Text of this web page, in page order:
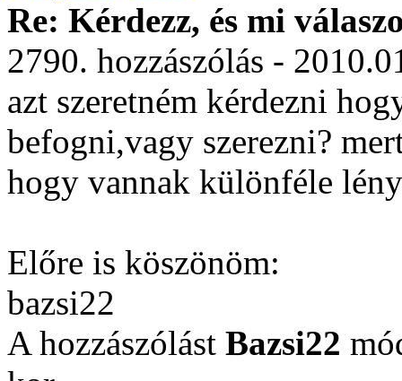
Re: Kérdezz, és mi
2790. hozzászólás -
azt szeretném kérdezni
befogni,vagy szerezni?
hogy vannak különféle
Előre is köszönöm:
bazsi22
A hozzászólást Bazsi22